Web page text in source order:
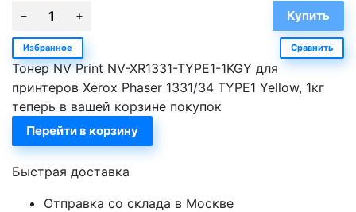
Избранное Сравнить
Тонер NV Print NV-XR1331-TYPE1-1KGY для
принтеров Xerox Phaser 1331/34 TYPE1 Yellow, 1кг
теперь в вашей корзине покупок
Перейти в корзину
Быстрая доставка
Отправка со склада в Москве